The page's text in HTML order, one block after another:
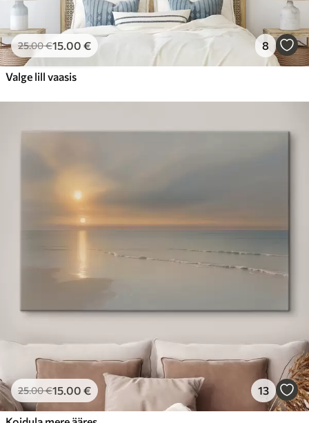
25.00€15.00 € 8
Valge lill vaasis
25.00€15.00 € 13